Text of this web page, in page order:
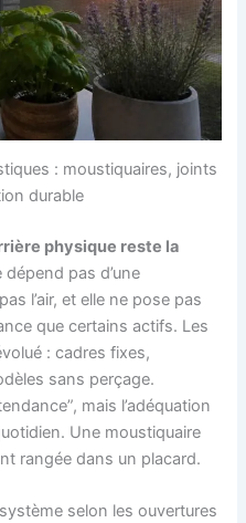
: moustiquaires, joints
durable
physique reste la
dépend pas d’une
l’air, et elle ne pose pas
que certains actifs. Les
: cadres fixes,
sans perçage.
mais l’adéquation
Une moustiquaire
rangée dans un placard.
selon les ouvertures